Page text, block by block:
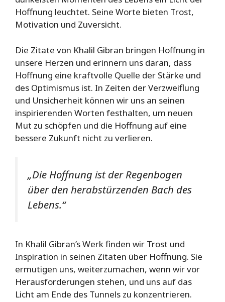
Hoffnung leuchtet. Seine Worte bieten Trost,
Motivation und Zuversicht.
Die Zitate von Khalil Gibran bringen Hoffnung in
unsere Herzen und erinnern uns daran, dass
Hoffnung eine kraftvolle Quelle der Stärke und
des Optimismus ist. In Zeiten der Verzweiflung
und Unsicherheit können wir uns an seinen
inspirierenden Worten festhalten, um neuen
Mut zu schöpfen und die Hoffnung auf eine
bessere Zukunft nicht zu verlieren.
„Die Hoffnung ist der Regenbogen
über den herabstürzenden Bach des
Lebens.“
In Khalil Gibran’s Werk finden wir Trost und
Inspiration in seinen Zitaten über Hoffnung. Sie
ermutigen uns, weiterzumachen, wenn wir vor
Herausforderungen stehen, und uns auf das
Licht am Ende des Tunnels zu konzentrieren.